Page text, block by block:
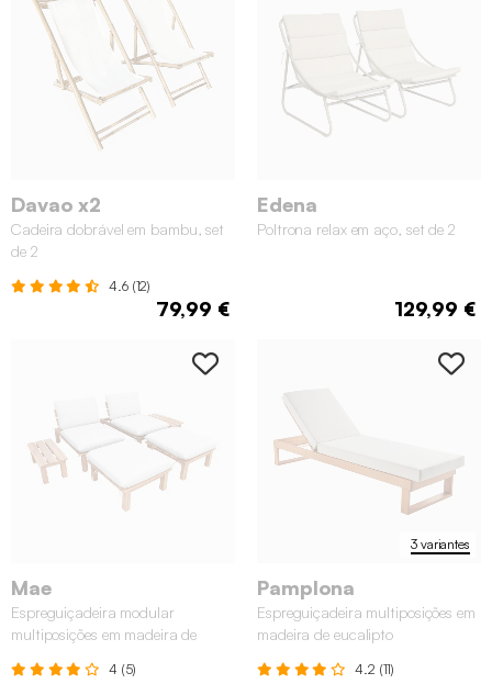
Davao x2
Cadeira dobrável em bambu, set
de 2
4.6 (12)
79,99 €
Edena
Poltrona relax em aço, set de 2
129,99 €
Mae
Espreguiçadeira modular
multiposições em madeira de
4 (5)
3 variantes
Pamplona
Espreguiçadeira multiposições em
madeira de eucalipto
4.2 (11)